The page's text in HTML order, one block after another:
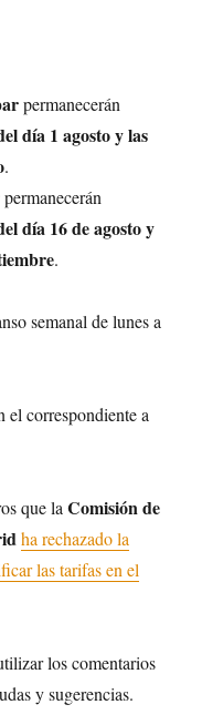
permanecerán
día 1 agosto y las
.
permanecerán
día 16 de agosto y
.
semanal de lunes a
el correspondiente a
que laComisión de
ha rechazado la
las tarifas en el
los comentarios
y sugerencias.